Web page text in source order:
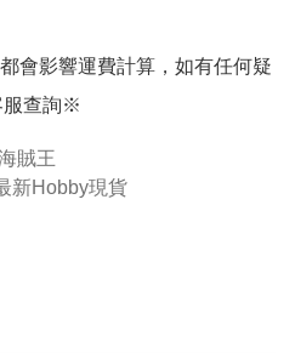
會影響運費計算，如有任何疑
服查詢※
賊王
新Hobby現貨